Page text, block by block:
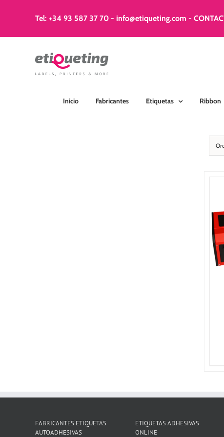
Tel: +34 93 587 37 70 - info@etiqueting.com -
Inicio Fabricantes Etiquetas Ribbon
FABRICANTES ETIQUETAS
AUTOADHESIVAS
ETIQUETAS ADHESIVAS
ONLINE